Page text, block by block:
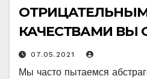
КАЧЕСТВАМИ ВЫ
07.05.2021
Мы часто пытаемся